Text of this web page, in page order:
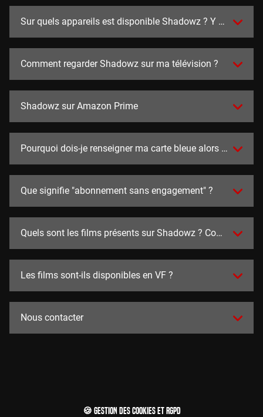
Sur quels appareils est disponible Shadowz ? Y a t-il des
Comment regarder Shadowz sur ma télévision ?
Shadowz sur Amazon Prime
Pourquoi dois-je renseigner ma carte bleue alors que
Que signifie "abonnement sans engagement" ?
Quels sont les films présents sur Shadowz ? Combien y en
Les films sont-ils disponibles en VF ?
Nous contacter
🍪 Gestion des cookies et RGPD